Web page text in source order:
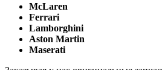
McLaren
Ferrari
Lamborghini
Aston Martin
Maserati